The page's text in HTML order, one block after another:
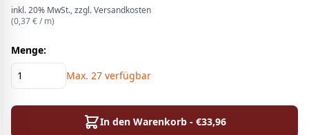
inkl.20% MwSt., zzgl. Versandkosten
(0,37€ /m)
Menge:
Max. 27 verfügbar
In den Warenkorb - €33,96